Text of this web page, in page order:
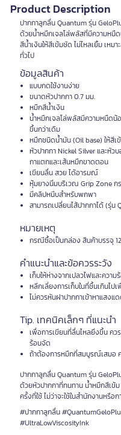
Product Description
ปากกาลูกลื่น Quantum รุ่น
ด้วยน้ำหมึกเจลโล่พลัสที่มีความหนื
สีน้ำเงินให้สีเข้มชัด ไม่ไหลเยิ้ม เหม
ทั่วไป
ข้อมูลสินค้า
แบบกดใช้งานง่าย
ขนาดหัวปากกา 0.7 มม.
หมึกสีน้ำเงิน
น้ำหมึกเจลโล่พลัสมีความหนืดน้
ขึ้นกว่าเดิม
หมึกชนิดน้ำมัน (Oil base) ให้สีเ
หัวปากกา Nickel Silver และหั
กาแตกและเส้นหมึกขาดตอน
เขียนลื่น สวย ได้อารมณ์
หุ้มยางนิ่มบริเวณ Grip Zone ก
มีคลิปหนีบสำหรับพกพา
สามารถเปลี่ยนไส้ปากกาได้ (รุ่น
หมายเหตุ
กรณีซื้อเป็นกล่อง สินค้าบรรจุ
คำแนะนำและข้อควรระวัง
เก็บให้ห่างจากเปลวไฟและความ
หลีกเลี่ยงการเก็บในที่ชื้นเกินไ
ไม่ควรหันฝาปากกาเข้าหาแสงแ
Tip. เทคนิคเล็กๆ ที่แนะนำ
เพื่อการเขียนที่ลื่นไหลยิ่งขึ้น คว
ร้อนจัด
ถ้าต้องการหมึกที่สมบูรณ์เสมอ ค
ปากกาลูกลื่น Quantum รุ่น
ด้วยหัวปากกาที่ทนทาน น้ำหมึกสีเข้
ครั้งที่ใช้ ไม่ว่าจะใช้ในสำนักงานหรือ
#ปากกาลูกลื่น
#UltraLowViscosityInk